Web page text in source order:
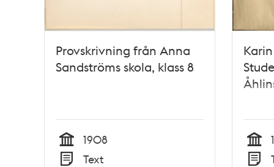
Provskrivning från Anna
Sandströms skola, klass 8
Tid
1908
Text
Tid